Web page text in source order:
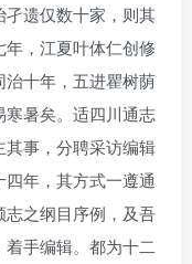
遗仅数十家，则其
，江夏叶体仁创修
十年，五进瞿树荫
寒暑矣。适四川通志
其事，分聘采访编辑
年，其方式一遵通
之纲目序例，及吾
手编辑。都为十二